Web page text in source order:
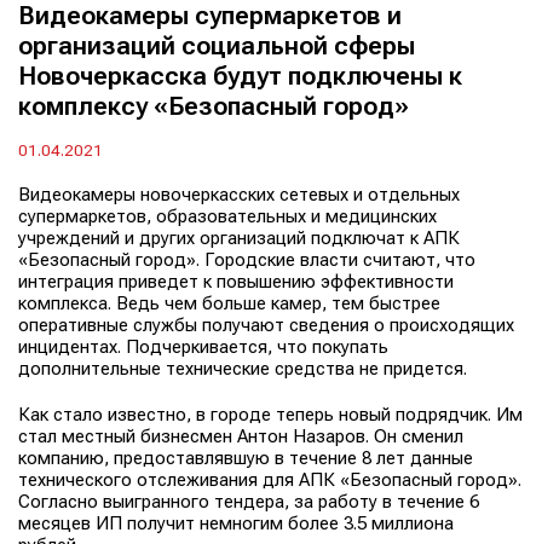
Видеокамеры супермаркетов и
организаций социальной сферы
Новочеркасска будут подключены к
комплексу «Безопасный город»
01.04.2021
Видеокамеры новочеркасских сетевых и отдельных
супермаркетов, образовательных и медицинских
учреждений и других организаций подключат к АПК
«Безопасный город». Городские власти считают, что
интеграция приведет к повышению эффективности
комплекса. Ведь чем больше камер, тем быстрее
оперативные службы получают сведения о происходящих
инцидентах. Подчеркивается, что покупать
дополнительные технические средства не придется.
Как стало известно, в городе теперь новый подрядчик. Им
стал местный бизнесмен Антон Назаров. Он сменил
компанию, предоставлявшую в течение 8 лет данные
технического отслеживания для АПК «Безопасный город».
Согласно выигранного тендера, за работу в течение 6
месяцев ИП получит немногим более 3.5 миллиона